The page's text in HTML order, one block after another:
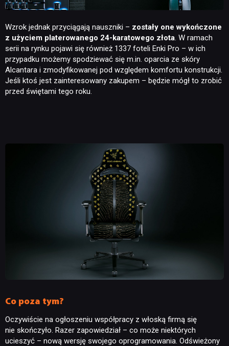
Wzrok jednak przyciągają nauszniki – zostały one wykończone
z użyciem platerowanego 24-karatowego złota. W ramach
serii na rynku pojawi się również 1337 foteli Enki Pro – w ich
przypadku możemy spodziewać się m.in. oparcia ze skóry
Alcantara i zmodyfikowanej pod względem komfortu konstrukcji.
Jeśli ktoś jest zainteresowany zakupem – będzie mógł to zrobić
przed świętami tego roku.
Co poza tym?
Oczywiście na ogłoszeniu współpracy z włoską firmą się
nie skończyło. Razer zapowiedział – co może niektórych
ucieszyć – nową wersję swojego oprogramowania. Odświeżony